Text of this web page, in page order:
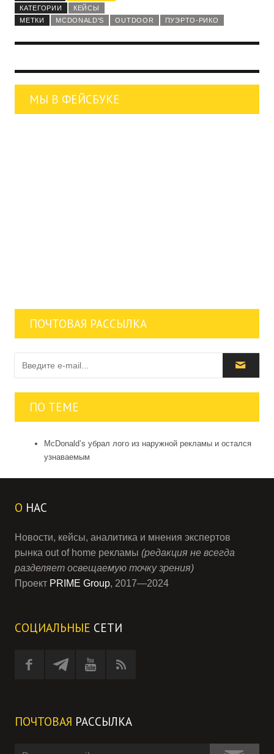
КАТЕГОРИИ
КЕЙСЫ
МЕТКИ
MCDONALD'S OUTDOOR ПУЭРТО-РИКО
МЫ В ФЕЙСБУКЕ
ПОЧТОВАЯ РАССЫЛКА
ПО ТЕМЕ
McDonald’s убрал лого из наружной рекламы и остался
узнаваемым
О НАС
Новости, кейсы, аналитика и мнения экспертов
рынка out of home рекламы (редакция не всегда
разделяет освещаемую точку зрения)
Проект PRIME Group, 2017—2024
СОЦИАЛЬНЫЕ СЕТИ
ПОЧТОВАЯ РАССЫЛКА